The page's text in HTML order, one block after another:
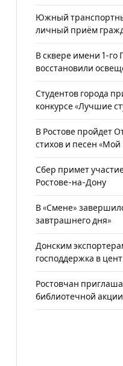
Южный
личный приём
В сквере имени 1-го
восстановили
Студентов города
конкурсе «Лучшие
В Ростове пройдет
стихов и песен «Мой
Сбер примет
Ростове-на-Дону
В «Смене»
завтрашнего дня»
Донским
господдержка в
Ростовчан
библиотечной акции